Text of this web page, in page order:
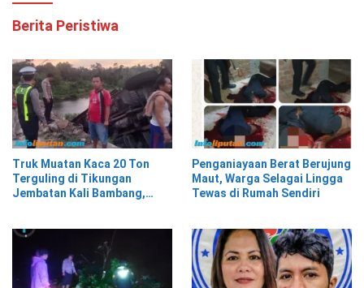
Berita Peristiwa
Truk Muatan Kaca 20 Ton
Terguling di Tikungan
Jembatan Kali Bambang,
Penganiayaan Berat Berujung
Maut, Warga Selagai Lingga
Tewas di Rumah Sendiri